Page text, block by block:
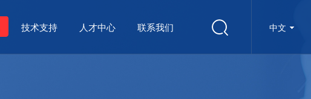
技术支持 人才中心 联系我们 中文